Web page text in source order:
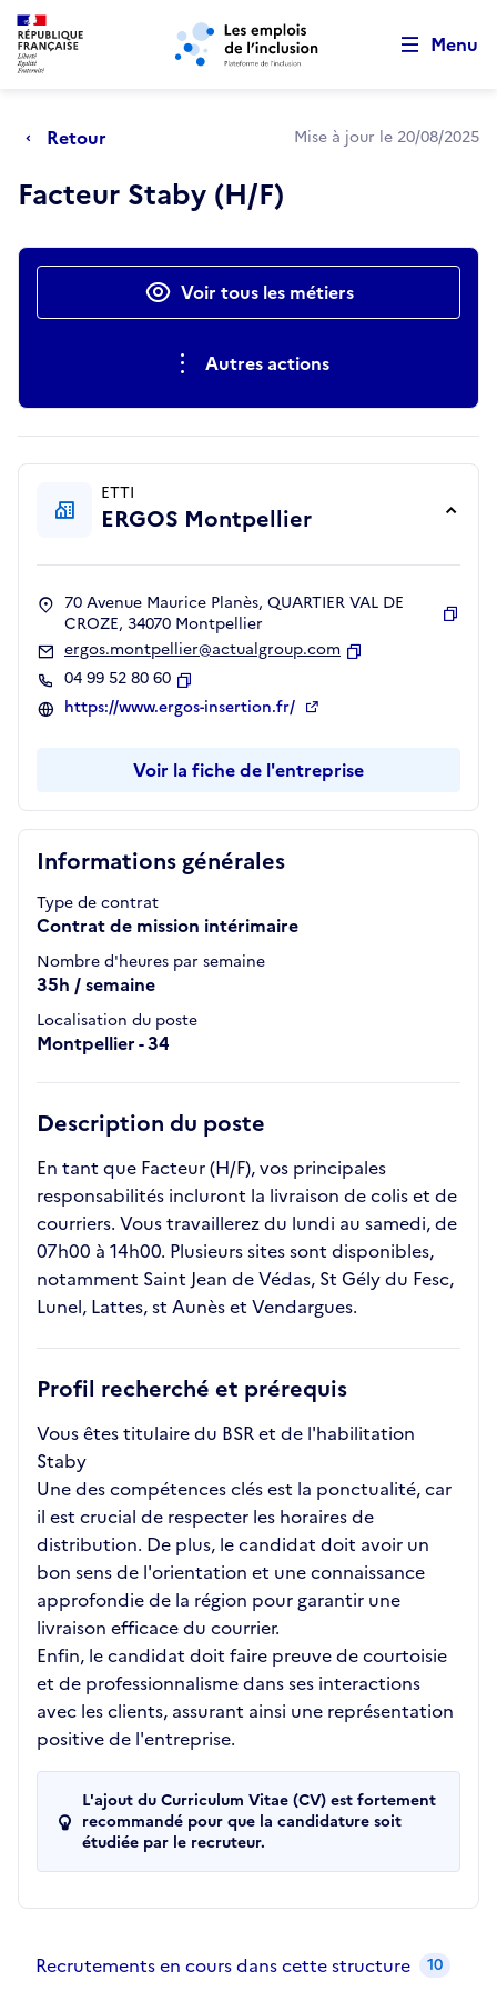
Aller au menu principal Aller au contenu principal
Menu
Retour Mise à jour le 20/08/2025
Facteur Staby (H/F)
Actions rapidesVoir tous les métiers
Autres actions
Informations générales
Type de contrat
Contrat de mission intérimaire
Nombre d'heures par semaine
35h / semaine
Localisation du poste
Montpellier - 34
Description du poste
En tant que Facteur (H/F), vos principales
responsabilités incluront la livraison de colis et de
courriers. Vous travaillerez du lundi au samedi, de
07h00 à 14h00. Plusieurs sites sont disponibles,
notamment Saint Jean de Védas, St Gély du Fesc,
Lunel, Lattes, st Aunès et Vendargues.
Profil recherché et prérequis
Vous êtes titulaire du BSR et de l'habilitation
Staby
Une des compétences clés est la ponctualité, car
il est crucial de respecter les horaires de
distribution. De plus, le candidat doit avoir un
bon sens de l'orientation et une connaissance
approfondie de la région pour garantir une
livraison efficace du courrier.
Enfin, le candidat doit faire preuve de courtoisie
et de professionnalisme dans ses interactions
avec les clients, assurant ainsi une représentation
positive de l'entreprise.
L'ajout du Curriculum Vitae (CV) est fortement
recommandé pour que la candidature soit
étudiée par le recruteur.
ETTI
ERGOS Montpellier
70 Avenue Maurice Planès, QUARTIER VAL DE
CROZE, 34070 Montpellier
ergos.montpellier@actualgroup.com
04 99 52 80 60
Copier
https://www.ergos-insertion.fr/
Voir la fiche de l'entreprise
Recrutements en cours dans cette structure 10
Retour au début de la page
Panneau de gestion des cookies